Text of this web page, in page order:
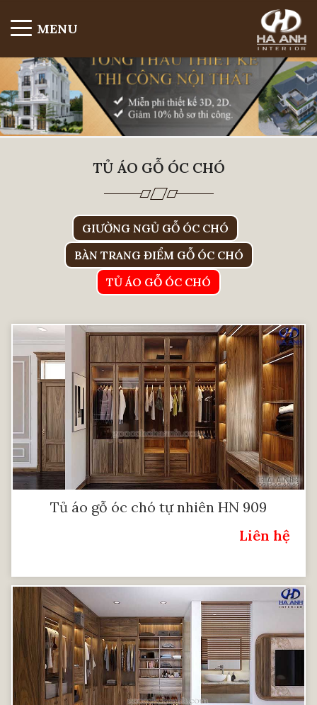
MENU
TỦ ÁO GỖ ÓC CHÓ
GIƯỜNG NGỦ GỖ ÓC CHÓ
BÀN TRANG ĐIỂM GỖ ÓC CHÓ
TỦ ÁO GỖ ÓC CHÓ
Tủ áo gỗ óc chó tự nhiên HN 909
Liên hệ